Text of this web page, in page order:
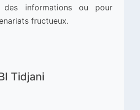
des informations ou pour
fructueux.
Tidjani